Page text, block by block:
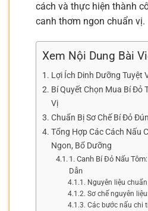
cách và thực hiện thành
canh thơm ngon chuẩn vị.
Xem Nội Dung Bài
Lợi Ích Dinh Dưỡng Tuyệt
Bí Quyết Chọn Mua Bí Đỏ
Vị
Chuẩn Bị Sơ Chế Bí Đỏ
Tổng Hợp Các Cách Nấu
Ngon, Bổ Dưỡng
1. Canh Bí Đỏ Nấu
Dẫn
Nguyên liệu
Sơ chế nguyên liệu:
Các bước nấu chi